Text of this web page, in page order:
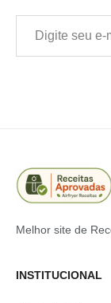
Digite seu e-mail…
Melhor site de
INSTITUCIONAL